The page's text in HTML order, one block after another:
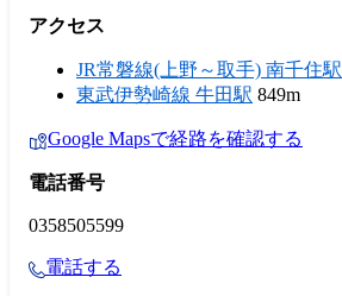
アクセス
JR常磐線(上野～取手) 南千住駅
東武伊勢崎線 牛田駅 849m
Google Mapsで経路を確認する
電話番号
0358505599
電話する